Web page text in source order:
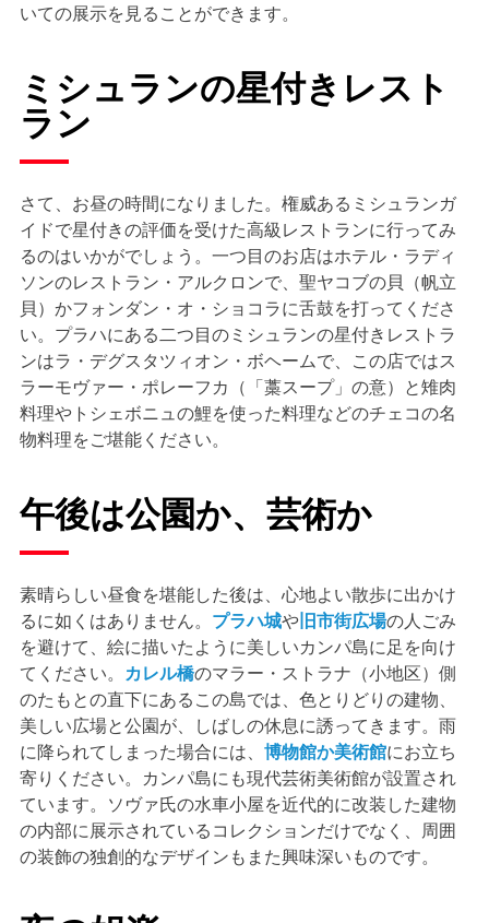
いての展示を見ることができます。
ミシュランの星付きレスト
ラン
さて、お昼の時間になりました。権威あるミシュランガ
イドで星付きの評価を受けた高級レストランに行ってみ
るのはいかがでしょう。一つ目のお店はホテル・ラディ
ソンのレストラン・アルクロンで、聖ヤコブの貝（帆立
貝）かフォンダン・オ・ショコラに舌鼓を打ってくださ
い。プラハにある二つ目のミシュランの星付きレストラ
ンはラ・デグスタツィオン・ボヘームで、この店ではス
ラーモヴァー・ポレーフカ（「藁スープ」の意）と雉肉
料理やトシェボニュの鯉を使った料理などのチェコの名
物料理をご堪能ください。
午後は公園か、芸術か
素晴らしい昼食を堪能した後は、心地よい散歩に出かけ
るに如くはありません。 プラハ城や旧市街広場の人ごみ
を避けて、絵に描いたように美しいカンパ島に足を向け
てください。 カレル橋のマラー・ストラナ（小地区）側
のたもとの直下にあるこの島では、色とりどりの建物、
美しい広場と公園が、しばしの休息に誘ってきます。雨
に降られてしまった場合には、 博物館か美術館にお立ち
寄りください。カンパ島にも現代芸術美術館が設置され
ています。ソヴァ氏の水車小屋を近代的に改装した建物
の内部に展示されているコレクションだけでなく、周囲
の装飾の独創的なデザインもまた興味深いものです。